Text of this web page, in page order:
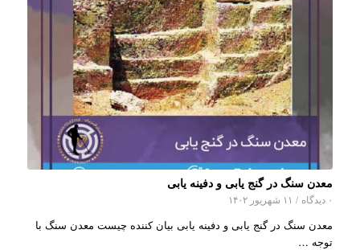
معدن سنگ در گنج یابی و دفینه یابی
۰ دیدگاه / ۱۱ شهریور ۱۴۰۲
معدن سنگ در گنج یابی و دفینه یابی بیان کننده چیست معدن سنگ با
توجه …